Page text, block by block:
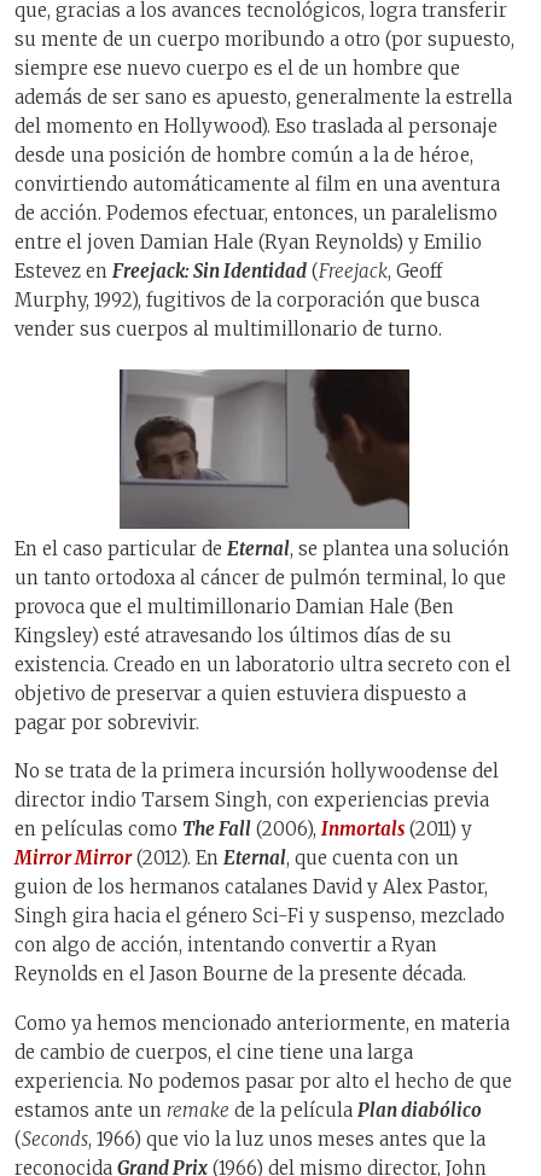
que, gracias a los avances tecnológicos, logra transferir
su mente de un cuerpo moribundo a otro (por supuesto,
siempre ese nuevo cuerpo es el de un hombre que
además de ser sano es apuesto, generalmente la estrella
del momento en Hollywood). Eso traslada al personaje
desde una posición de hombre común a la de héroe,
convirtiendo automáticamente al film en una aventura
de acción. Podemos efectuar, entonces, un paralelismo
entre el joven Damian Hale (Ryan Reynolds) y Emilio
Estevez en Freejack: Sin Identidad (Freejack, Geoff
Murphy, 1992), fugitivos de la corporación que busca
vender sus cuerpos al multimillonario de turno.
En el caso particular de Eternal, se plantea una solución
un tanto ortodoxa al cáncer de pulmón terminal, lo que
provoca que el multimillonario Damian Hale (Ben
Kingsley) esté atravesando los últimos días de su
existencia. Creado en un laboratorio ultra secreto con el
objetivo de preservar a quien estuviera dispuesto a
pagar por sobrevivir.
No se trata de la primera incursión hollywoodense del
director indio Tarsem Singh, con experiencias previa
en películas como The Fall (2006), Inmortals (2011) y
Mirror Mirror(2012). En Eternal, que cuenta con un
guion de los hermanos catalanes David y Alex Pastor,
Singh gira hacia el género Sci-Fi y suspenso, mezclado
con algo de acción, intentando convertir a Ryan
Reynolds en el Jason Bourne de la presente década.
Como ya hemos mencionado anteriormente, en materia
de cambio de cuerpos, el cine tiene una larga
experiencia. No podemos pasar por alto el hecho de que
estamos ante un remake de la película Plan diabólico
(Seconds, 1966) que vio la luz unos meses antes que la
reconocida Grand Prix (1966) del mismo director, John